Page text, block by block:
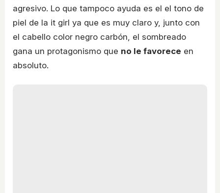
agresivo. Lo que tampoco ayuda es el el tono de
piel de la it girl ya que es muy claro y, junto con
el cabello color negro carbón, el sombreado
gana un protagonismo que no le favorece en
absoluto.